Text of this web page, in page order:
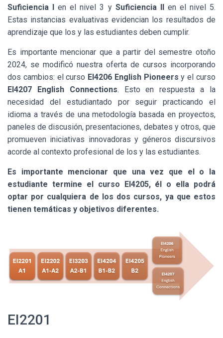
Suficiencia I en el nivel 3 y Suficiencia IIen el nivel 5.
Estas instancias evaluativas evidencian los resultados de
aprendizaje que los y las estudiantes deben cumplir.
Es importante mencionar que a partir del semestre otoño
2024, se modificó nuestra oferta de cursos incorporando
dos cambios: el curso EI4206 English Pioneers y el curso
EI4207 English Connections. Esto en respuesta a la
necesidad del estudiantado por seguir practicando el
idioma a través de una metodología basada en proyectos,
paneles de discusión, presentaciones, debates y otros, que
promueven iniciativas innovadoras y géneros discursivos
acorde al contexto profesional de los y las estudiantes.
Es importante mencionar que una vez que el o la
estudiante termine el curso EI4205, él o ella podrá
optar por cualquiera de los dos cursos, ya que estos
tienen temáticas y objetivos diferentes.
EI2201